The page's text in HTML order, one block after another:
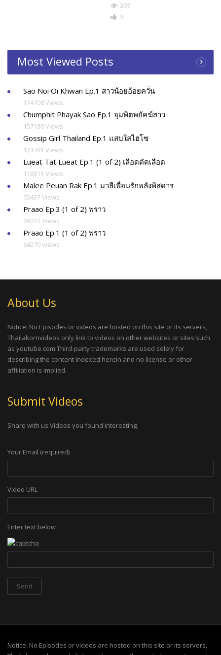
397
0
Most Viewed Posts
Sao Noi Oi Khwan Ep.1 สาวน้อยอ้อยควั่น
174708 Views
Chumphit Phayak Sao Ep.1 จุมพิตพยัคฆ์สาว
157180 Views
Gossip Girl Thailand Ep.1 แสบใสไฮโซ
121391 Views
Lueat Tat Lueat Ep.1 (1 of 2) เลือดตัดเลือด
118911 Views
Malee Peuan Rak Ep.1 มาลีเพื่อนรักพลังพิสดาร
73437 Views
Praao Ep.3 (1 of 2) พราว
69031 Views
Praao Ep.1 (1 of 2) พราว
64270 Views
About Us
Notice: No Episodes or videos are hosted on this site or its servers,
Thailakornvideos only link to videos on other websites or sites such
as youtube.com Third-party trademarks are used solely for
describing the content indexed herein and no license or other
affiliation is implied.
Submit Videos
Share with us Videos you found interesting.
Your Email (required)
Video URL
Enter text below
Notice: No Episodes or videos are hosted on this site or its servers,